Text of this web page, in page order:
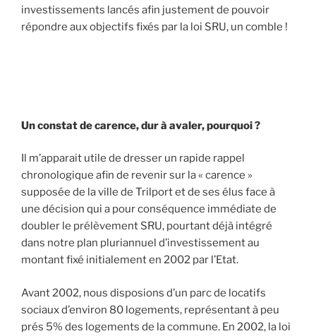
investissements lancés afin justement de pouvoir
répondre aux objectifs fixés par la loi SRU, un comble !
Un constat de carence, dur à avaler, pourquoi ?
Il m’apparait utile de dresser un rapide rappel
chronologique afin de revenir sur la « carence »
supposée de la ville de Trilport et de ses élus face à
une décision qui a pour conséquence immédiate de
doubler le prélèvement SRU, pourtant déjà intégré
dans notre plan pluriannuel d’investissement au
montant fixé initialement en 2002 par l’Etat.
Avant 2002, nous disposions d’un parc de locatifs
sociaux d’environ 80 logements, représentant à peu
prés 5% des logements de la commune. En 2002, la loi